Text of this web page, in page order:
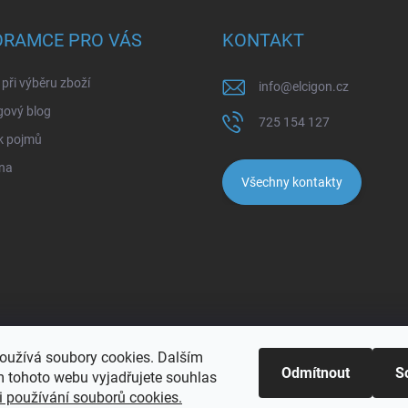
soubory cookies. Dalším
tohoto webu vyjadřujete souhlas
používání souborů cookies.
Odmítnout
PRO VÁS
výběru zboží
blog
pojmů
KONTAKT
info@elcigon.cz
725 154 127
Všechny kontakty